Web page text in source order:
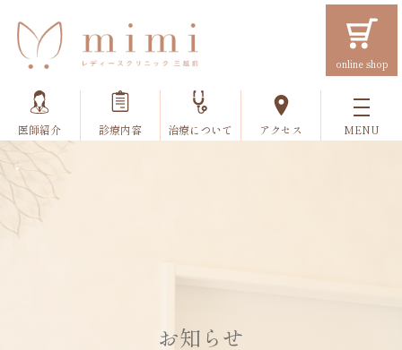
医師紹介 診療内容 治療について アクセス
online shop
お知らせ